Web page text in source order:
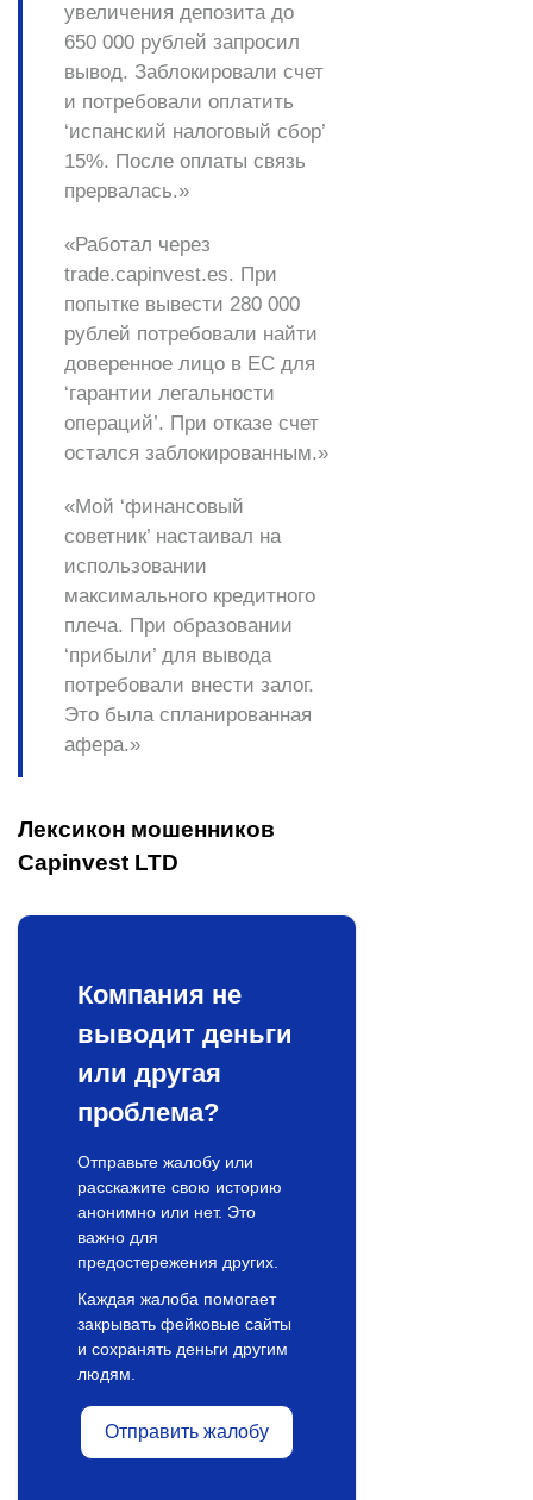
увеличения депозита до
650 000 рублей запросил
вывод. Заблокировали счет
и потребовали оплатить
‘испанский налоговый сбор’
15%. После оплаты связь
прервалась.»
«Работал через
trade.capinvest.es. При
попытке вывести 280 000
рублей потребовали найти
доверенное лицо в ЕС для
‘гарантии легальности
операций’. При отказе счет
остался заблокированным.»
«Мой ‘финансовый
советник’ настаивал на
использовании
максимального кредитного
плеча. При образовании
‘прибыли’ для вывода
потребовали внести залог.
Это была спланированная
афера.»
Лексикон мошенников
Capinvest LTD
Компания не
выводит деньги
или другая
проблема?
Отправьте жалобу или
расскажите свою историю
анонимно или нет. Это
важно для
предостережения других.
Каждая жалоба помогает
закрывать фейковые сайты
и сохранять деньги другим
людям.
Отправить жалобу